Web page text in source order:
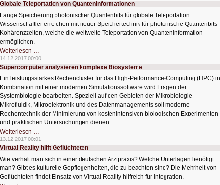
Globale Teleportation von Quanteninformationen
Lange Speicherung photonischer Quantenbits für globale Teleportation.
Wissenschaftler erreichen mit neuer Speichertechnik für photonische Quantenbits
Kohärenzzeiten, welche die weltweite Teleportation von Quanteninformation
ermöglichen.
Weiterlesen …
Teleportation
von
Quanteninformationen
14.12.2017 00:00
Supercomputer analysieren komplexe Biosysteme
Ein leistungsstarkes Rechencluster für das High-Performance-Computing (HPC) in
Kombination mit einer modernen Simulationssoftware wird Fragen der
Systembiologie bearbeiten. Speziell auf den Gebieten der Mikrobiologie,
Mikrofluidik, Mikroelektronik und des Datenmanagements soll moderne
Rechentechnik der Minimierung von kostenintensiven biologischen Experimenten
und praktischen Untersuchungen dienen.
Weiterlesen …
analysieren
komplexe
Biosysteme
13.12.2017 00:01
Virtual Reality hilft Geflüchteten
Wie verhält man sich in einer deutschen Arztpraxis? Welche Unterlagen benötigt
man? Gibt es kulturelle Gepflogenheiten, die zu beachten sind? Die Mehrheit von
Geflüchteten findet Einsatz von Virtual Reality hilfreich für Integration.